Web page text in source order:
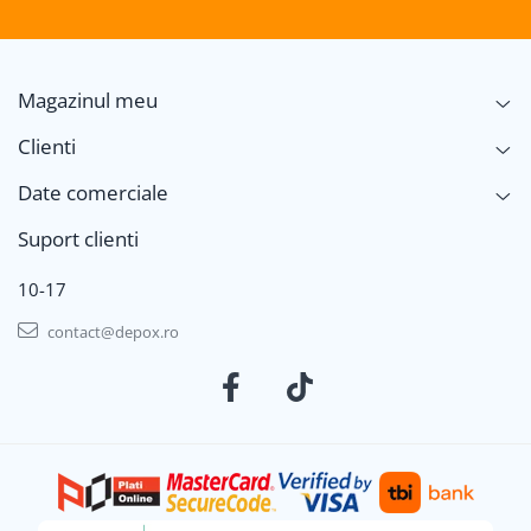
Magazinul meu
Clienti
Date comerciale
Suport clienti
10-17
contact@depox.ro